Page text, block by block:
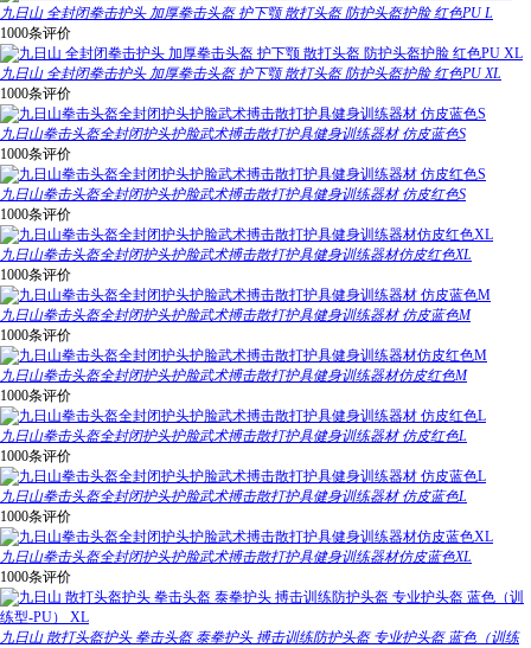
九日山 全封闭拳击护头 加厚拳击头盔 护下颚 散打头盔 防护头盔护脸 红色PU L
1000条评价
九日山 全封闭拳击护头 加厚拳击头盔 护下颚 散打头盔 防护头盔护脸 红色PU XL
1000条评价
九日山拳击头盔全封闭护头护脸武术搏击散打护具健身训练器材 仿皮蓝色S
1000条评价
九日山拳击头盔全封闭护头护脸武术搏击散打护具健身训练器材 仿皮红色S
1000条评价
九日山拳击头盔全封闭护头护脸武术搏击散打护具健身训练器材仿皮红色XL
1000条评价
九日山拳击头盔全封闭护头护脸武术搏击散打护具健身训练器材 仿皮蓝色M
1000条评价
九日山拳击头盔全封闭护头护脸武术搏击散打护具健身训练器材仿皮红色M
1000条评价
九日山拳击头盔全封闭护头护脸武术搏击散打护具健身训练器材 仿皮红色L
1000条评价
九日山拳击头盔全封闭护头护脸武术搏击散打护具健身训练器材 仿皮蓝色L
1000条评价
九日山拳击头盔全封闭护头护脸武术搏击散打护具健身训练器材仿皮蓝色XL
1000条评价
九日山 散打头盔护头 拳击头盔 泰拳护头 搏击训练防护头盔 专业护头盔 蓝色（训练